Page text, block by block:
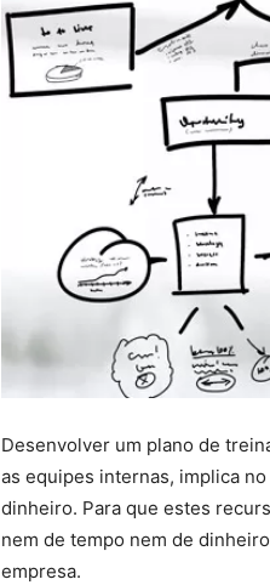
Desenvolver um plano de
as equipes internas, implica
dinheiro. Para que estes
nem de tempo nem de
empresa.